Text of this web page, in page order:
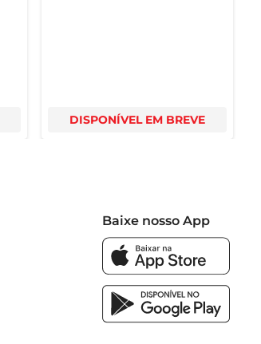
DISPONÍVEL EM BREVE
Baixe nosso App